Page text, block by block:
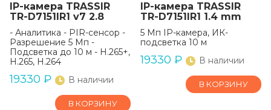
IP-камера TRASSIR
TR-D7151IR1 v7 2.8
- Аналитика - PIR-сенсор -
Разрешение 5 Мп -
Подсветка до 10 м - H.265+,
H.265, H.264
19330 ₽ В наличии
В КОРЗИНУ
IP-камера TRASSIR
TR-D7151IR1 1.4 mm
5 Мп IP-камера, ИК-
подсветка 10 м
19330 ₽ В наличии
В КОРЗИНУ